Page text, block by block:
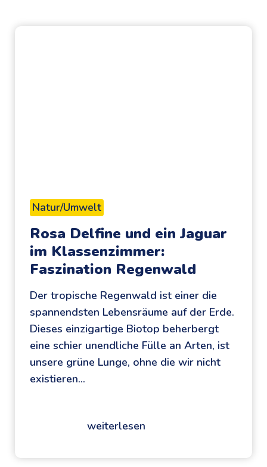
Natur/Umwelt
Rosa Delfine und ein Jaguar
im Klassenzimmer:
Faszination Regenwald
Der tropische Regenwald ist einer die
spannendsten Lebensräume auf der Erde.
Dieses einzigartige Biotop beherbergt
eine schier unendliche Fülle an Arten, ist
unsere grüne Lunge, ohne die wir nicht
existieren…
weiterlesen
R